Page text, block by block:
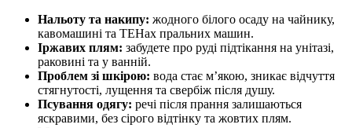
Нальоту та накипу: жодного білого осаду на чайнику,
кавомашині та ТЕНах пральних машин.
Іржавих плям: забудете про руді підтікання на унітазі,
раковині та у ванній.
Проблем зі шкірою: вода стає м’якою, зникає відчуття
стягнутості, лущення та свербіж після душу.
Псування одягу: речі після прання залишаються
яскравими, без сірого відтінку та жовтих плям.